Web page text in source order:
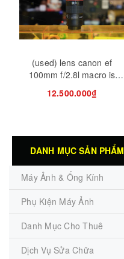
(used) lens canon ef
100mm f/2.8l macro is
12.500.000₫
DANH MỤC SẢN PHẨM
Máy Ảnh & Ống Kính
Phụ Kiện Máy Ảnh
Danh Mục Cho Thuê
Dịch Vụ Sửa Chữa